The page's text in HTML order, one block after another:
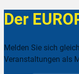
Der
Melden Sie sich
Veranstaltungen als